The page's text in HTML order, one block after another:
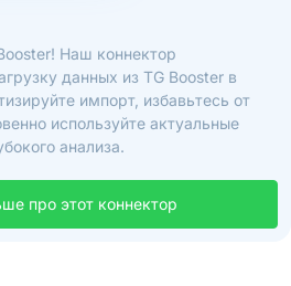
Наш коннектор
данных из TG Booster в
импорт, избавьтесь от
используйте актуальные
анализа.
про этот коннектор